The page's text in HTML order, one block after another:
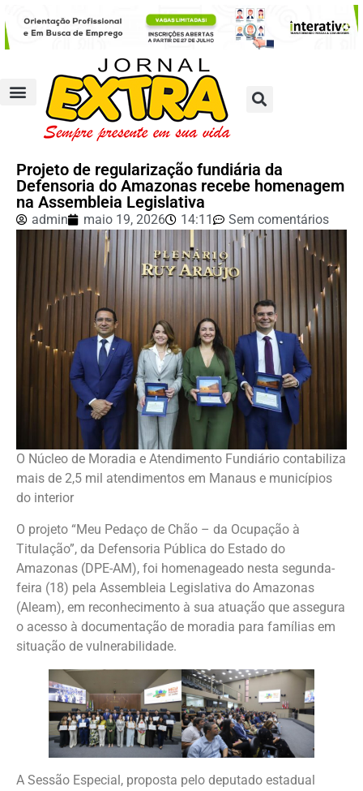
Projeto de regularização fundiária da
Defensoria do Amazonas recebe homenagem
na Assembleia Legislativa
admin maio 19, 2026 14:11 Sem comentários
O Núcleo de Moradia e Atendimento Fundiário contabiliza
mais de 2,5 mil atendimentos em Manaus e municípios
do interior
O projeto “Meu Pedaço de Chão – da Ocupação à
Titulação”, da Defensoria Pública do Estado do
Amazonas (DPE-AM), foi homenageado nesta segunda-
feira (18) pela Assembleia Legislativa do Amazonas
(Aleam), em reconhecimento à sua atuação que assegura
o acesso à documentação de moradia para famílias em
situação de vulnerabilidade.
A Sessão Especial, proposta pelo deputado estadual